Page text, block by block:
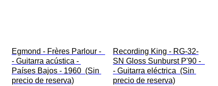
Egmond - Frères Parlour -
- Guitarra acústica -
Países Bajos - 1960  (Sin
precio de reserva)
Recording King - RG-32-
SN Gloss Sunburst P'90 -
- Guitarra eléctrica  (Sin
precio de reserva)